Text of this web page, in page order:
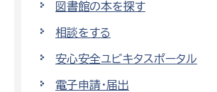
図書館の本を探す
相談をする
安心安全ユビキタスポータル
電子申請・届出